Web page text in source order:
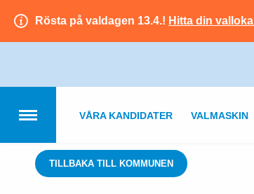
Rösta på valdagen 13.4.! Hitta din vallokal
VÅRA KANDIDATER VALMASKIN
TILLBAKA TILL KOMMUNEN